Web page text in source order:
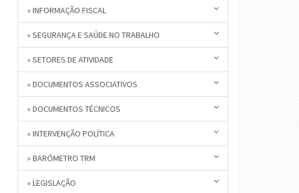
» INFORMAÇÃO FISCAL
» SEGURANÇA E SAÚDE NO TRABALHO
» SETORES DE ATIVIDADE
» DOCUMENTOS ASSOCIATIVOS
» DOCUMENTOS TÉCNICOS
» INTERVENÇÃO POLÍTICA
» BARÓMETRO TRM
» LEGISLAÇÃO